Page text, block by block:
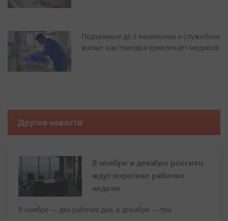
Подъемные до 2 миллионов и служебное
жилье: как Находка привлекает медиков
Другие новости
В ноябре и декабре россиян
ждут короткие рабочие
недели
В ноябре — два рабочих дня, в декабре — три